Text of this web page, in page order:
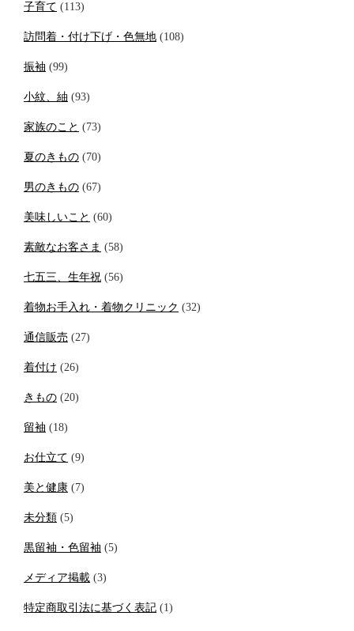
子育て (113)
訪問着・付け下げ・色無地 (108)
振袖 (99)
小紋、紬 (93)
家族のこと (73)
夏のきもの (70)
男のきもの (67)
美味しいこと (60)
素敵なお客さま (58)
七五三、生年祝 (56)
着物お手入れ・着物クリニック (32)
通信販売 (27)
着付け (26)
きもの (20)
留袖 (18)
お仕立て (9)
美と健康 (7)
未分類 (5)
黒留袖・色留袖 (5)
メディア掲載 (3)
特定商取引法に基づく表記 (1)